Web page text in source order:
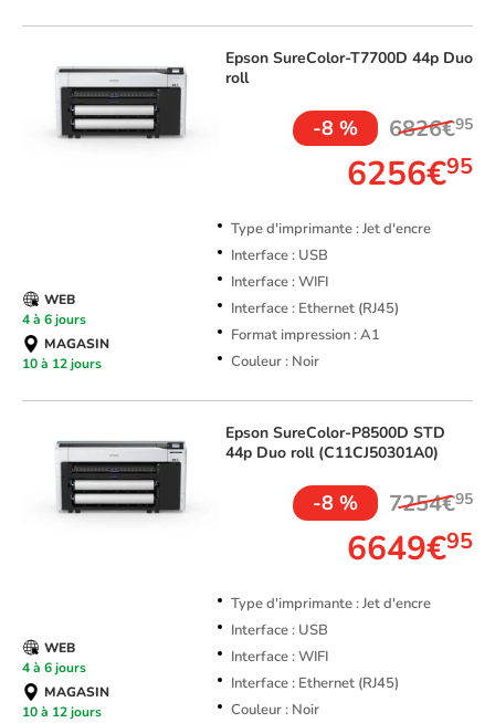
Epson SureColor-T7700D 44p Duo
roll
-8 % 6826€95
6256€95
Type d'imprimante : Jet d'encre
Interface : USB
Interface : WIFI
Interface : Ethernet (RJ45)
Format impression : A1
Couleur : Noir
WEB
4 à 6 jours
MAGASIN
10 à 12 jours
Epson SureColor-P8500D STD
44p Duo roll (C11CJ50301A0)
-8 % 7254€95
6649€95
Type d'imprimante : Jet d'encre
Interface : USB
Interface : WIFI
Interface : Ethernet (RJ45)
Couleur : Noir
WEB
4 à 6 jours
MAGASIN
10 à 12 jours